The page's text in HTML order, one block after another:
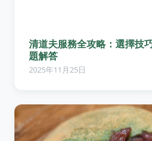
清道夫服務全攻略：選擇技
題解答
2025年11月25日